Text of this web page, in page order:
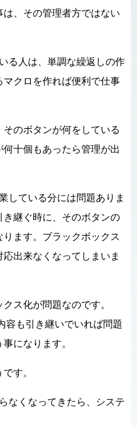
は、その管理者方ではない
る人は、単調な繰返しの作
クロを作れば便利で仕事
のボタンが何をしている
十個もあったら管理が出
している分には問題ありま
継ぐ時に、そのボタンの
ます。ブラックボックス
出来なくなってしまいま
ス化が問題なのです。
容も引き継いでいれば問題
になります。
す。
なくなってきたら、システ